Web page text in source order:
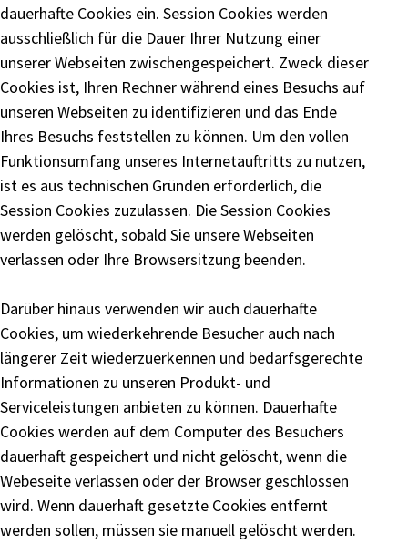
dauerhafte Cookies ein. Session Cookies werden
ausschließlich für die Dauer Ihrer Nutzung einer
unserer Webseiten zwischengespeichert. Zweck dieser
Cookies ist, Ihren Rechner während eines Besuchs auf
unseren Webseiten zu identifizieren und das Ende
Ihres Besuchs feststellen zu können. Um den vollen
Funktionsumfang unseres Internetauftritts zu nutzen,
ist es aus technischen Gründen erforderlich, die
Session Cookies zuzulassen. Die Session Cookies
werden gelöscht, sobald Sie unsere Webseiten
verlassen oder Ihre Browsersitzung beenden.
Darüber hinaus verwenden wir auch dauerhafte
Cookies, um wiederkehrende Besucher auch nach
längerer Zeit wiederzuerkennen und bedarfsgerechte
Informationen zu unseren Produkt- und
Serviceleistungen anbieten zu können. Dauerhafte
Cookies werden auf dem Computer des Besuchers
dauerhaft gespeichert und nicht gelöscht, wenn die
Webeseite verlassen oder der Browser geschlossen
wird. Wenn dauerhaft gesetzte Cookies entfernt
werden sollen, müssen sie manuell gelöscht werden.